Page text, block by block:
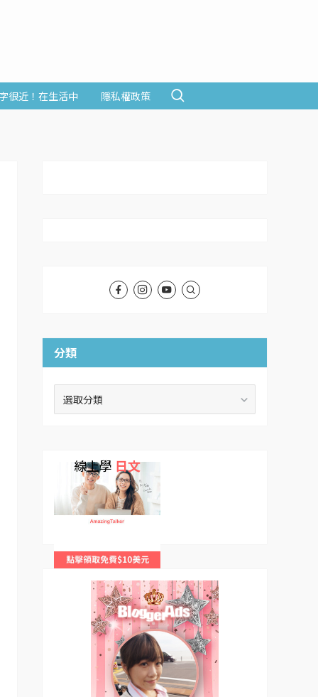
很近！在生活中 隱私權政策
分類
線上學 日文